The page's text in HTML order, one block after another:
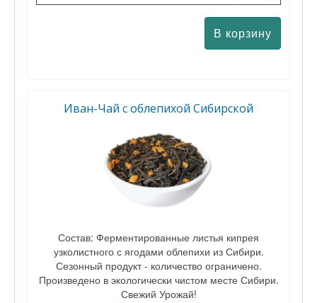
Иван-Чай с облепихой Сибирской
Состав: Ферментированные листья кипрея
узколистного с ягодами облепихи из Сибири.
Сезонный продукт - количество ограничено.
Произведено в экологически чистом месте Сибири.
Свежий Урожай!